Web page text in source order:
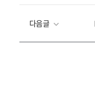
다음글